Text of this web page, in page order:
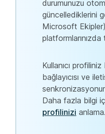
durumunuzu
güncellediklerini
Microsoft
platformlarınızda
Kullanıcı
bağlayıcısı ve
Daha fazla bilgi
profilinizi anlama.